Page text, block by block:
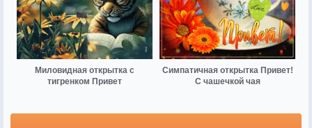
Миловидная открытка с
тигренком Привет
Симпатичная открытка Привет!
С чашечкой чая